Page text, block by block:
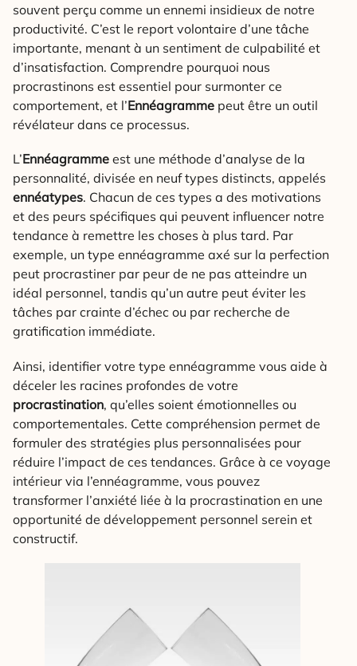
souvent perçu comme un ennemi insidieux de notre
productivité. C’est le report volontaire d’une tâche
importante, menant à un sentiment de culpabilité et
d’insatisfaction. Comprendre pourquoi nous
procrastinons est essentiel pour surmonter ce
comportement, et l’Ennéagramme peut être un outil
révélateur dans ce processus.
L’Ennéagramme est une méthode d’analyse de la
personnalité, divisée en neuf types distincts, appelés
ennéatypes. Chacun de ces types a des motivations
et des peurs spécifiques qui peuvent influencer notre
tendance à remettre les choses à plus tard. Par
exemple, un type ennéagramme axé sur la perfection
peut procrastiner par peur de ne pas atteindre un
idéal personnel, tandis qu’un autre peut éviter les
tâches par crainte d’échec ou par recherche de
gratification immédiate.
Ainsi, identifier votre type ennéagramme vous aide à
déceler les racines profondes de votre
procrastination, qu’elles soient émotionnelles ou
comportementales. Cette compréhension permet de
formuler des stratégies plus personnalisées pour
réduire l’impact de ces tendances. Grâce à ce voyage
intérieur via l’ennéagramme, vous pouvez
transformer l’anxiété liée à la procrastination en une
opportunité de développement personnel serein et
constructif.